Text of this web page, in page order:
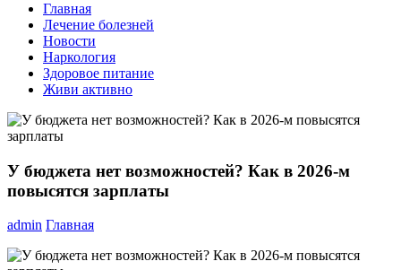
Главная
Лечение болезней
Новости
Наркология
Здоровое питание
Живи активно
У бюджета нет возможностей? Как в 2026-м
повысятся зарплаты
admin Главная